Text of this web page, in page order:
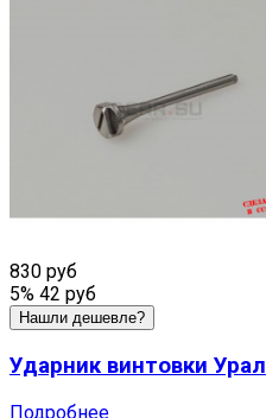
830 руб
5% 42 руб
Нашли дешевле?
Ударник винтовки Урал
Подробнее